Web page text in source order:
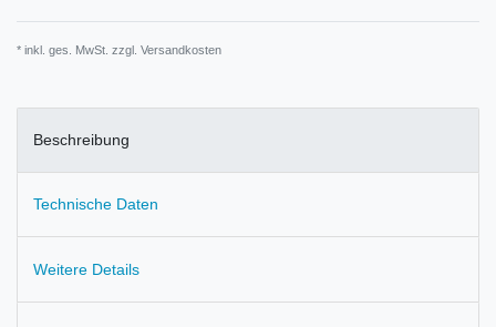
* inkl. ges. MwSt. zzgl. Versandkosten
Beschreibung
Technische Daten
Weitere Details